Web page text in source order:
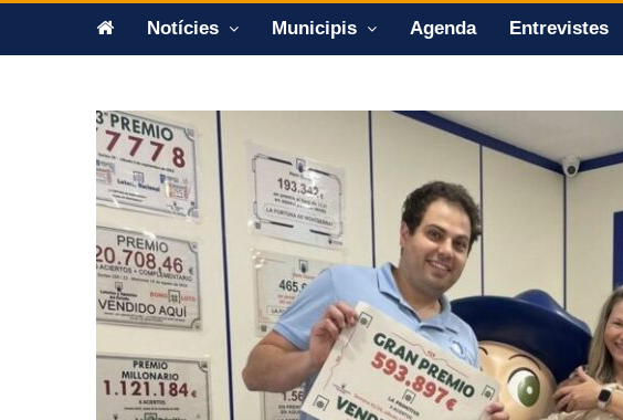
Notícies Municipis Agenda Entrevistes